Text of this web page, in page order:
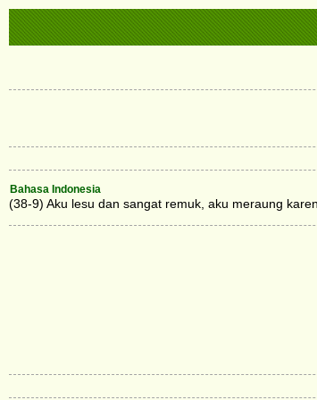
Bahasa Indonesia
(38-9) Aku lesu dan sangat remuk, aku meraung